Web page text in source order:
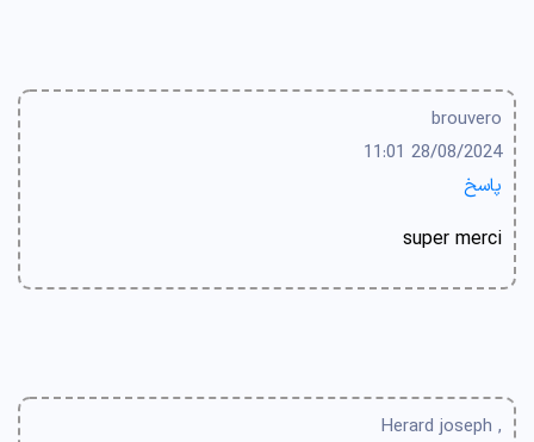
brouvero
28/08/2024 11:01
پاسخ
super merci
, Herard joseph